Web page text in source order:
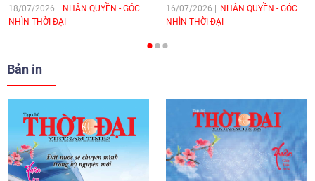
hòa bình, hữu nghị giữa các dân tộc"
cho Đại sứ Hungary tại Việt Nam
[Video] Nhân dân Việt Nam luôn trân
trọng tình cảm của nước Nga
08:02| 13/06/2026
18/07/2026
NHÂN QUYỀN - GÓC
NHÌN THỜI ĐẠI
16/07/2026
NHÂN QUYỀN - GÓC
NHÌN THỜI ĐẠI
Bản in